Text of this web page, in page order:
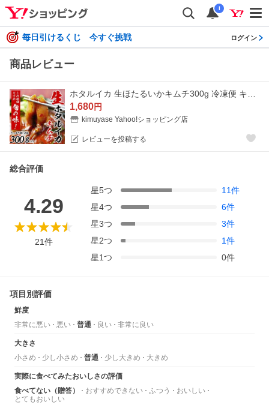
i
毎日引けるくじ 今すぐ挑戦 ログイン
商品レビュー
1,680円
kimuyase Yahoo!ショッピング店
レビューを投稿する
総合評価
4.29
21件
星5つ 11件
星4つ 6件
星3つ 3件
星2つ 1件
星1つ 0件
項目別評価
鮮度
非常に悪い
悪い 普通 良い 非常に良い
大きさ
小さめ
少し小さめ 普通 少し大きめ 大きめ
実際に食べてみたおいしさの評価
食べてない（贈答）
おすすめできない ふつう
おいしい
とてもおいしい